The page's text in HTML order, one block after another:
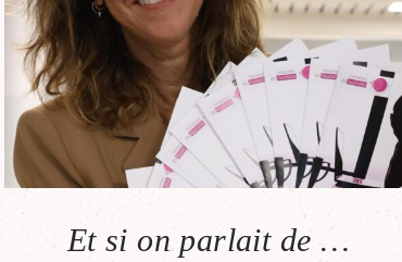
Et si on parlait de …